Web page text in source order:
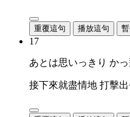
重覆這句 播放這句
17
あとは思いっきり か
接下來就盡情地 打擊出